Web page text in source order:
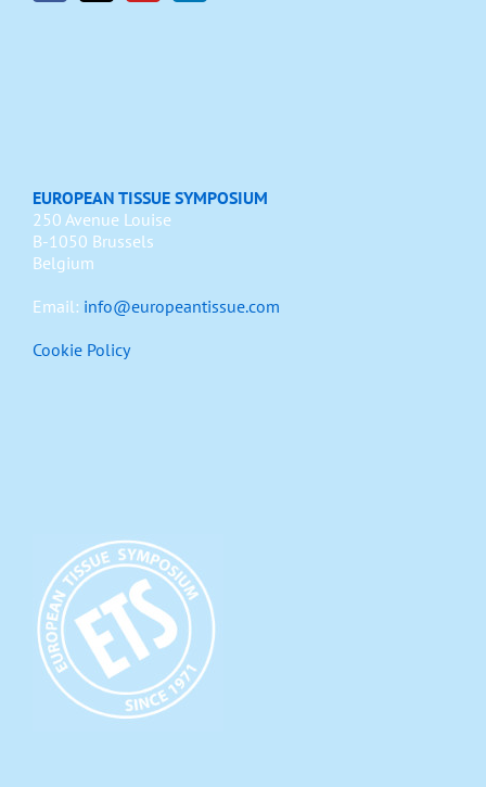
EUROPEAN TISSUE SYMPOSIUM
250 Avenue Louise
B-1050 Brussels
Belgium
Email: info@europeantissue.com
Cookie Policy